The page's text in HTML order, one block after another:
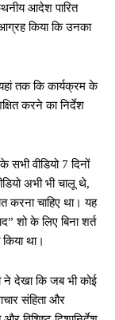
आदेश पारित
किया कि उनका
तक ​​कि कार्यक्रम के
करने का निर्देश
सभी वीडियो 7 दिनों
अभी भी चालू थे,
करना चाहिए था। यह
शो के लिए बिना शर्त
था।
ने देखा कि जब भी कोई
संहिता और